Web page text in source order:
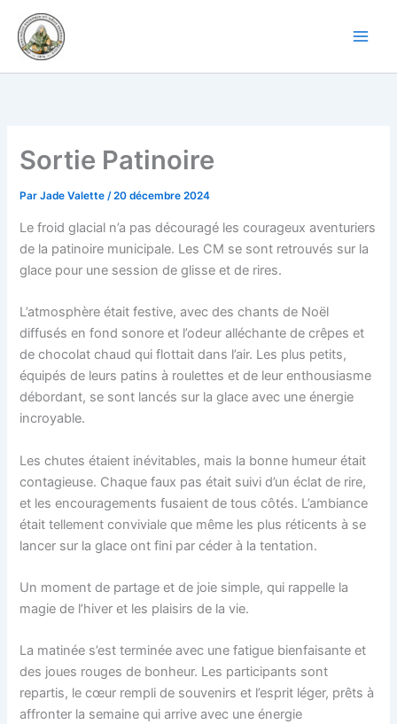
contenu
Sortie Patinoire
ParJade Valette/20 décembre 2024
Le froid glacial n’a pas découragé les courageux aventuriers
de la patinoire municipale. Les CM se sont retrouvés sur la
glace pour une session de glisse et de rires.
L’atmosphère était festive, avec des chants de Noël
diffusés en fond sonore et l’odeur alléchante de crêpes et
de chocolat chaud qui flottait dans l’air. Les plus petits,
équipés de leurs patins à roulettes et de leur enthousiasme
débordant, se sont lancés sur la glace avec une énergie
incroyable.
Les chutes étaient inévitables, mais la bonne humeur était
contagieuse. Chaque faux pas était suivi d’un éclat de rire,
et les encouragements fusaient de tous côtés. L’ambiance
était tellement conviviale que même les plus réticents à se
lancer sur la glace ont fini par céder à la tentation.
Un moment de partage et de joie simple, qui rappelle la
magie de l’hiver et les plaisirs de la vie.
La matinée s’est terminée avec une fatigue bienfaisante et
des joues rouges de bonheur. Les participants sont
repartis, le cœur rempli de souvenirs et l’esprit léger, prêts à
affronter la semaine qui arrive avec une énergie